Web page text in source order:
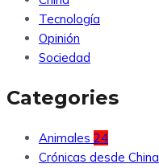
Tecnología
Opinión
Sociedad
Categories
Animales 24
Crónicas desde China